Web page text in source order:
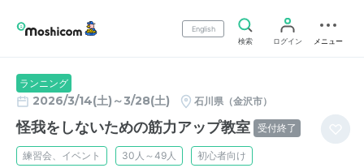
English
検索
ログイン メニュー
ランニング
2026/3/14(土)～3/28(土) 石川県（金沢市）
怪我をしないための筋力アップ教室 受付終了
練習会、イベント 30人～49人 初心者向け